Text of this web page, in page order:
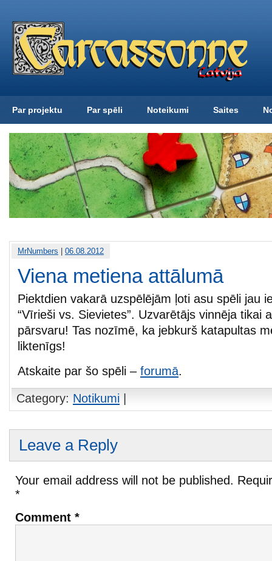
Par projektu Par spēli Noteikumi Saites
MrNumbers 06.08.2012
Viena metiena attālumā
Piektdien vakarā uzspēlējām ļoti asu spēli jau
“Vīrieši vs. Sievietes”. Uzvarētājs vinnēja tikai
pārsvaru! Tas nozīmē, ka jebkurš katapultas
liktenīgs!
Atskaite par šo spēli – forumā.
Category: Notikumi
Leave a Reply
Your email address will not be published.
*
Comment *